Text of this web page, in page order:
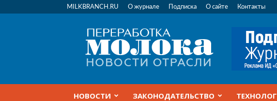
MILKBRANCH.RU О журнале Подписка О сайте Контакты
Переработка
молока
|
Новости
НОВОСТИ ЗАКОНОДАТЕЛЬСТВО